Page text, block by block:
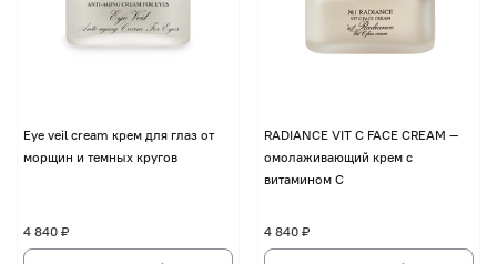
Eye veil cream крем для глаз от
морщин и темных кругов
4 840 ₽
RADIANCE VIT C FACE CREAM —
омолаживающий крем с
витамином С
4 840 ₽